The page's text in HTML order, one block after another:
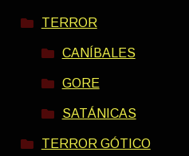
TERROR
CANÍBALES
GORE
SATÁNICAS
TERROR GÓTICO